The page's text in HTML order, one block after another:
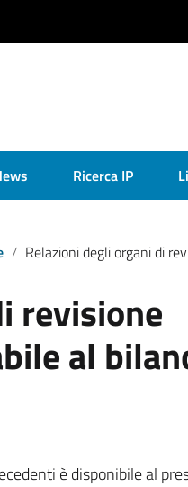
Ricerca IP
Relazioni degli organi di
revisione
al
è disponibile al